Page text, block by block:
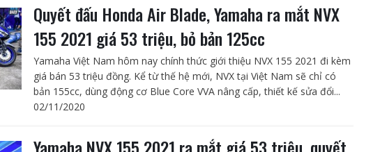
Quyết đấu Honda Air Blade, Yamaha ra mắt NVX
155 2021 giá 53 triệu, bỏ bản 125cc
Yamaha Việt Nam hôm nay chính thức giới thiệu NVX 155 2021 đi kèm
giá bán 53 triệu đồng. Kể từ thế hệ mới, NVX tại Việt Nam sẽ chỉ có
bản 155cc, dùng động cơ Blue Core VVA nâng cấp, thiết kế sửa đổi...
02/11/2020
Yamaha NVX 155 2021 ra mắt giá 53 triệu, quyết